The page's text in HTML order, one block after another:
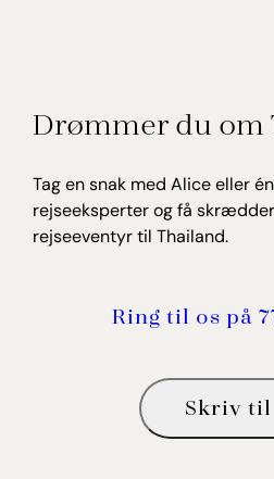
Drømmer du om
Tag en snak med Alice eller
rejseeksperter og få
rejseeventyr til Thailand.
Ring til os på
Skriv til